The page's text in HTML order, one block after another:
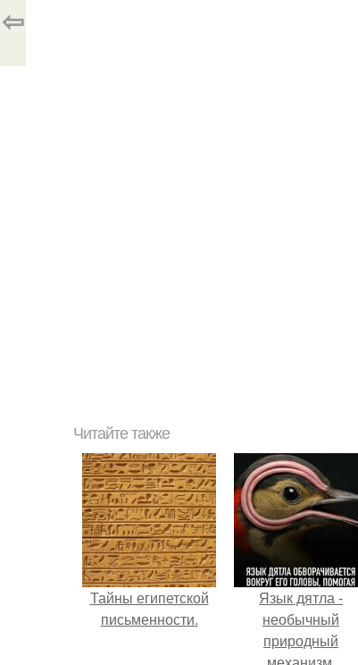
⇦
Читайте также
Тайны египетской
письменности.
Язык дятла -
необычный
природный